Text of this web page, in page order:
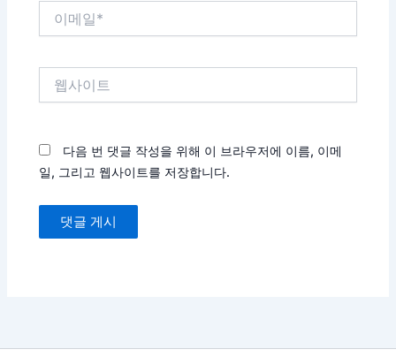
다음 번 댓글 작성을 위해 이 브라우저에 이름, 이메
일, 그리고 웹사이트를 저장합니다.